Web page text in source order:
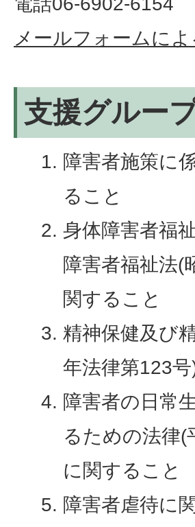
メールフォームに
支援グルー
障害者施策に
ること
身体障害者福
障害者福祉法(
関すること
精神保健及び
年法律第123
障害者の日常
るための法律(
に関すること
障害者虐待に